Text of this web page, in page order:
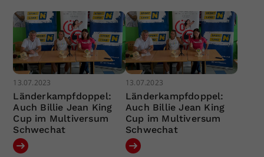
13.07.2023
Länderkampfdoppel:
Auch Billie Jean King
Cup im Multiversum
Schwechat
13.07.2023
Länderkampfdoppel:
Auch Billie Jean King
Cup im Multiversum
Schwechat